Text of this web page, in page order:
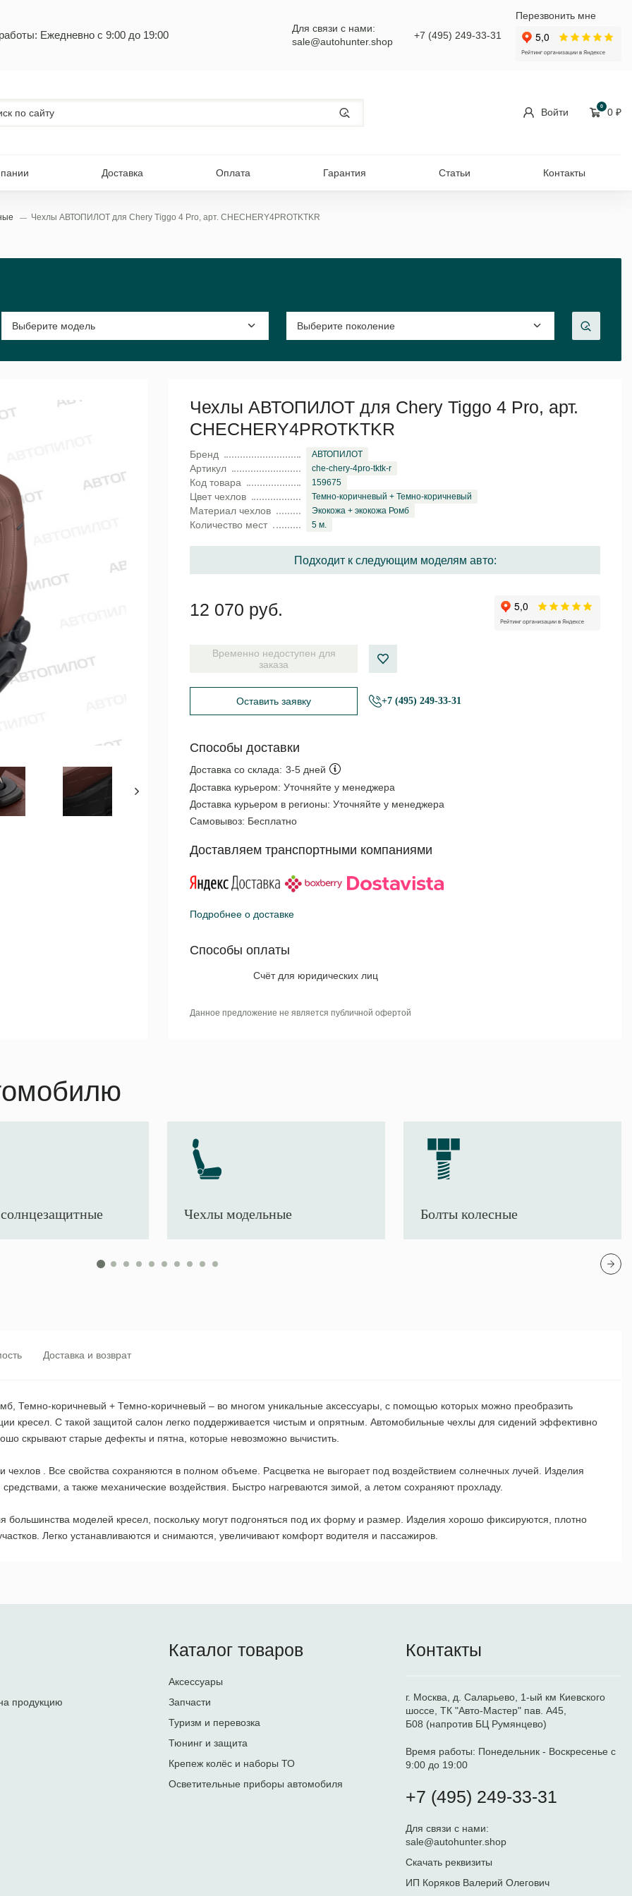
Ежедневно с 9:00 до 19:00
Для связи с нами:
sale@autohunter.shop
+7 (495) 249-33-31
Перезвонить мне
Войти
0
0 ₽
Доставка Оплата Гарантия Статьи Контакты
Чехлы АВТОПИЛОТ для Chery Tiggo 4 Pro, арт. CHECHERY4PROTKTKR
Чехлы АВТОПИЛОТ для Chery Tiggo 4 Pro, арт.
CHECHERY4PROTKTKR
Бренд АВТОПИЛОТ
Артикул che-chery-4pro-tktk-r
Код товара 159675
Цвет чехлов Темно-коричневый + Темно-коричневый
Материал чехлов Экокожа + экокожа Ромб
Количество мест 5 м.
Подходит к следующим моделям авто:
12 070 руб.
Временно недоступен для
заказа
Оставить заявку +7 (495) 249-33-31
Способы доставки
Доставка со склада: 3-5 дней
Доставка курьером: Уточняйте у менеджера
Доставка курьером в регионы: Уточняйте у менеджера
Самовывоз: Бесплатно
Доставляем транспортными компаниями
Подробнее о доставке
Способы оплаты
Счёт для юридических лиц
Данное предложение не является публичной офертой
Чехлы модельные Болты колесные
Доставка и возврат
Темно-коричневый + Темно-коричневый – во многом уникальные аксессуары, с помощью которых можно преобразить
кресел. С такой защитой салон легко поддерживается чистым и опрятным. Автомобильные чехлы для сидений эффективно
скрывают старые дефекты и пятна, которые невозможно вычистить.
. Все свойства сохраняются в полном объеме. Расцветка не выгорает под воздействием солнечных лучей. Изделия
а также механические воздействия. Быстро нагреваются зимой, а летом сохраняют прохладу.
моделей кресел, поскольку могут подгоняться под их форму и размер. Изделия хорошо фиксируются, плотно
Легко устанавливаются и снимаются, увеличивают комфорт водителя и пассажиров.
продукцию
Каталог товаров
Аксессуары
Запчасти
Туризм и перевозка
Тюнинг и защита
Крепеж колёс и наборы ТО
Осветительные приборы автомобиля
Контакты
г. Москва, д. Саларьево, 1-ый км Киевского
шоссе, ТК "Авто-Мастер" пав. А45,
Б08 (напротив БЦ Румянцево)
Время работы: Понедельник - Воскресенье с
9:00 до 19:00
+7 (495) 249-33-31
Для связи с нами:
sale@autohunter.shop
Скачать реквизиты
ИП Коряков Валерий Олегович